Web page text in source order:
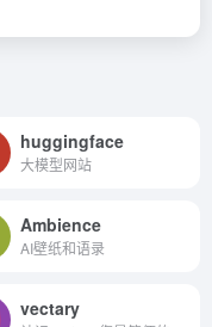
huggingface
大模型网站
Ambience
AI壁纸和语录
vectary